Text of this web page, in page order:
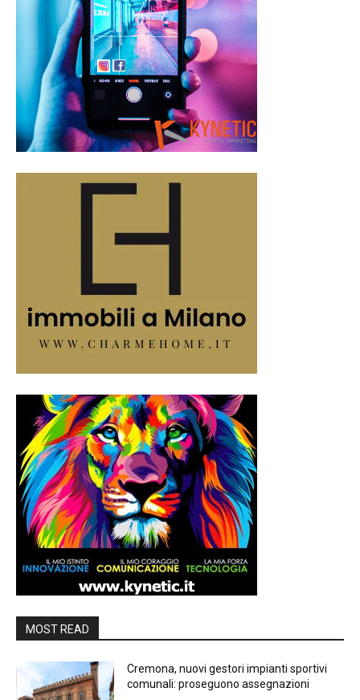
MOST READ
Cremona, nuovi gestori impianti sportivi
comunali: proseguono assegnazioni